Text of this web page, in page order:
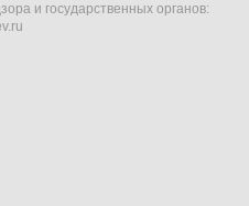
и государственных органов: